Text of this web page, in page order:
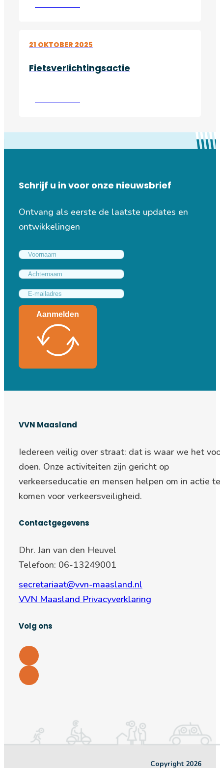
21 OKTOBER 2025
Fietsverlichtingsactie
Lees verder
Schrijf u in voor onze nieuwsbrief
Ontvang als eerste de laatste updates en
ontwikkelingen
Aanmelden
VVN Maasland
Iedereen veilig over straat: dat is waar we het
doen. Onze activiteiten zijn gericht op
verkeerseducatie en mensen helpen om in actie te
komen voor verkeersveiligheid.
Contactgegevens
Dhr. Jan van den Heuvel
Telefoon: 06-13249001
secretariaat@vvn-maasland.nl
VVN Maasland Privacyverklaring
Volg ons
Copyright 2026